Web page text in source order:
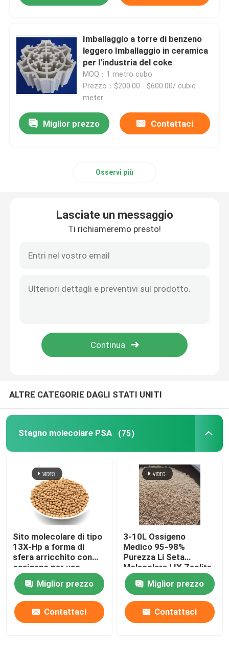
Allumina attivata
Imballaggio a colonna casuale
imballaggio a torre strutturato
Palla ceramica dell'allumina
imballaggio di torre in ceramica
Imballaggio della torre metallica
Elettroliti delle batterie al litio
Favo ceramico
Agenti chimici ausiliari
Imballaggio a torre di benzeno
leggero Imballaggio in ceramica
per l'industria del coke
MOQ：1 metro cubo
Prezzo：$200.00 - $600.00/ cubic
meter
Miglior prezzo Contattaci
Osservi più
Lasciate un messaggio
Ti richiameremo presto!
ALTRE CATEGORIE DAGLI STATI UNITI
Stagno molecolare PSA (75)
Sito molecolare di tipo
13X-Hp a forma di
sfera arricchito con
ossigeno per uso
medico
Miglior prezzo
Contattaci
3-10L Ossigeno
Medico 95-98%
Purezza Li Seta
Molecolare LIX Zeolite
13X Litio Zeolite
Ossigeno Per
Concentratore di
Ossigeno
Miglior prezzo
Contattaci